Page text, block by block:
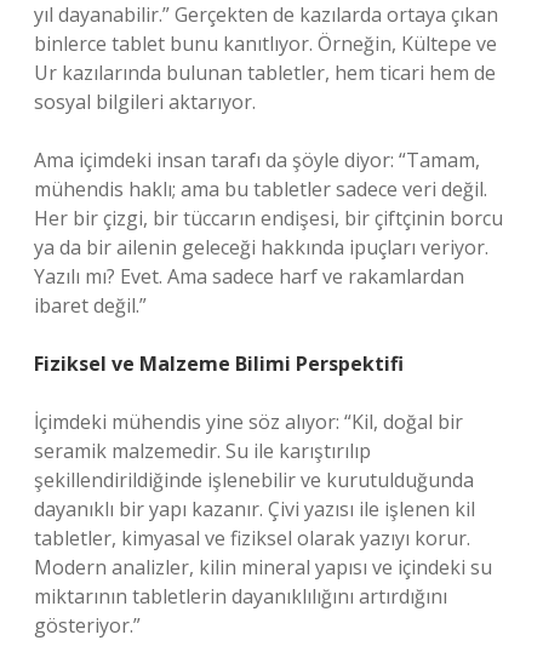
yıl dayanabilir.” Gerçekten de kazılarda ortaya çıkan
binlerce tablet bunu kanıtlıyor. Örneğin, Kültepe ve
Ur kazılarında bulunan tabletler, hem ticari hem de
sosyal bilgileri aktarıyor.
Ama içimdeki insan tarafı da şöyle diyor: “Tamam,
mühendis haklı; ama bu tabletler sadece veri değil.
Her bir çizgi, bir tüccarın endişesi, bir çiftçinin borcu
ya da bir ailenin geleceği hakkında ipuçları veriyor.
Yazılı mı? Evet. Ama sadece harf ve rakamlardan
ibaret değil.”
Fiziksel ve Malzeme Bilimi Perspektifi
İçimdeki mühendis yine söz alıyor: “Kil, doğal bir
seramik malzemedir. Su ile karıştırılıp
şekillendirildiğinde işlenebilir ve kurutulduğunda
dayanıklı bir yapı kazanır. Çivi yazısı ile işlenen kil
tabletler, kimyasal ve fiziksel olarak yazıyı korur.
Modern analizler, kilin mineral yapısı ve içindeki su
miktarının tabletlerin dayanıklılığını artırdığını
gösteriyor.”